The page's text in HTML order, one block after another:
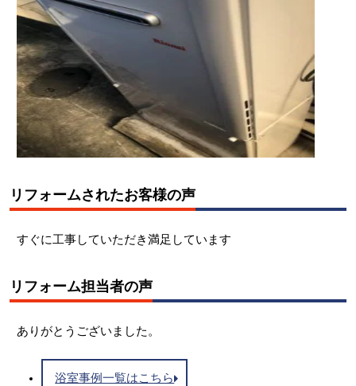
リフォームされたお客様の声
すぐに工事していただき満足しています
リフォーム担当者の声
ありがとうございました。
浴室事例一覧はこちら